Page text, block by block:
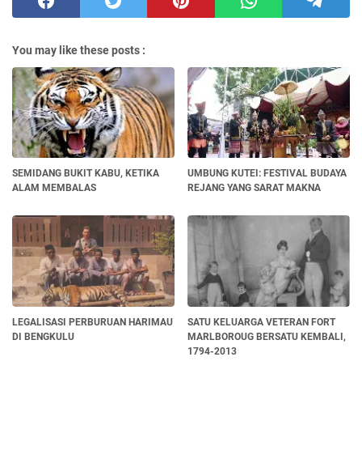
You may like these posts :
SEMIDANG BUKIT KABU, KETIKA
ALAM MEMBALAS
UMBUNG KUTEI: FESTIVAL BUDAYA
REJANG YANG SARAT MAKNA
LEGALISASI PERBURUAN HARIMAU
DI BENGKULU
SATU KELUARGA VETERAN FORT
MARLBOROUG BERSATU KEMBALI,
1794-2013